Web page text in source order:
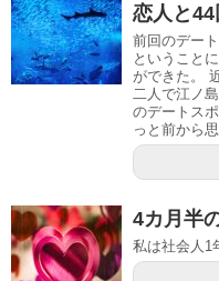
恋人と44
前回のデー
ということ
ができた。
二人で江ノ
のデートス
っと前から
4カ月半
私は社会人1